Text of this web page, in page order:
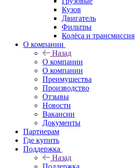
Кузов
Двигатель
Фильтры
Колёса и трансмиссия
О компании
Назад
О компании
О компании
Преимущества
Производство
Отзывы
Новости
Вакансии
Документы
Партнерам
Где купить
Поддержка
Назад
Поддержка